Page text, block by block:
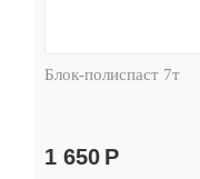
Блок-полиспаст 7т
1 650 Р